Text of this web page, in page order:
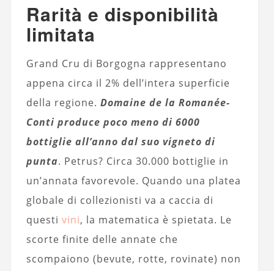
Rarità e disponibilità
limitata
Grand Cru di Borgogna rappresentano
appena circa il 2% dell’intera superficie
della regione. Domaine de la Romanée-
Conti produce poco meno di 6000
bottiglie all’anno dal suo vigneto di
punta. Petrus? Circa 30.000 bottiglie in
un’annata favorevole. Quando una platea
globale di collezionisti va a caccia di
questi vini, la matematica è spietata. Le
scorte finite delle annate che
scompaiono (bevute, rotte, rovinate) non